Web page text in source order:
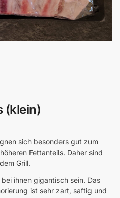
(klein)
sich besonders gut zum
Fettanteils. Daher sind
Grill.
ihnen gigantisch sein. Das
ist sehr zart, saftig und